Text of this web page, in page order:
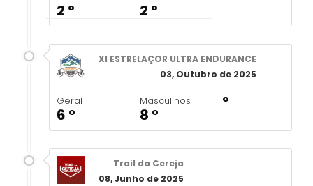
2 º 2 º
XI ESTRELAÇOR ULTRA ENDURANCE
03, Outubro de 2025
Geral
6 º
Masculinos
8 º
º
Trail da Cereja
08, Junho de 2025